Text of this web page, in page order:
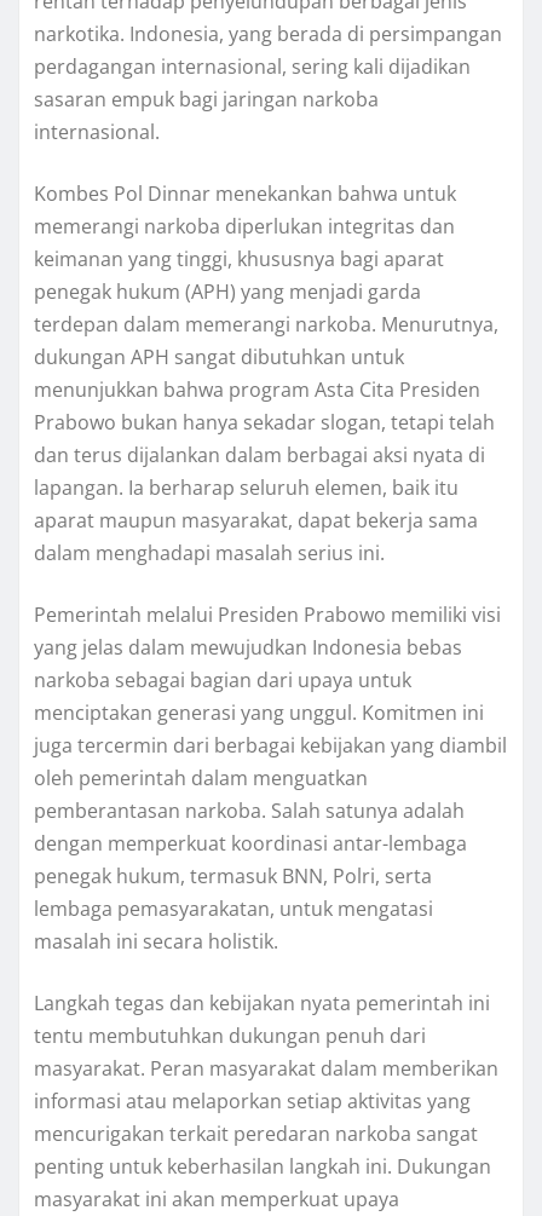
narkotika. Indonesia, yang berada di persimpangan
perdagangan internasional, sering kali dijadikan
sasaran empuk bagi jaringan narkoba
internasional.
Kombes Pol Dinnar menekankan bahwa untuk
memerangi narkoba diperlukan integritas dan
keimanan yang tinggi, khususnya bagi aparat
penegak hukum (APH) yang menjadi garda
terdepan dalam memerangi narkoba. Menurutnya,
dukungan APH sangat dibutuhkan untuk
menunjukkan bahwa program Asta Cita Presiden
Prabowo bukan hanya sekadar slogan, tetapi telah
dan terus dijalankan dalam berbagai aksi nyata di
lapangan. Ia berharap seluruh elemen, baik itu
aparat maupun masyarakat, dapat bekerja sama
dalam menghadapi masalah serius ini.
Pemerintah melalui Presiden Prabowo memiliki visi
yang jelas dalam mewujudkan Indonesia bebas
narkoba sebagai bagian dari upaya untuk
menciptakan generasi yang unggul. Komitmen ini
juga tercermin dari berbagai kebijakan yang diambil
oleh pemerintah dalam menguatkan
pemberantasan narkoba. Salah satunya adalah
dengan memperkuat koordinasi antar-lembaga
penegak hukum, termasuk BNN, Polri, serta
lembaga pemasyarakatan, untuk mengatasi
masalah ini secara holistik.
Langkah tegas dan kebijakan nyata pemerintah ini
tentu membutuhkan dukungan penuh dari
masyarakat. Peran masyarakat dalam memberikan
informasi atau melaporkan setiap aktivitas yang
mencurigakan terkait peredaran narkoba sangat
penting untuk keberhasilan langkah ini. Dukungan
masyarakat ini akan memperkuat upaya